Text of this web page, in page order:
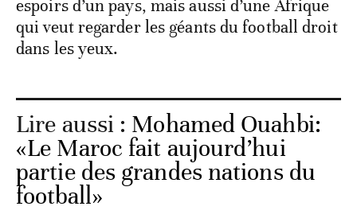
espoirs d’un pays, mais aussi d’une Afrique
qui veut regarder les géants du football droit
dans les yeux.
Lire aussi : Mohamed Ouahbi:
«Le Maroc fait aujourd’hui
partie des grandes nations du
football»